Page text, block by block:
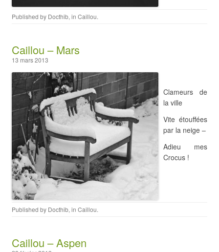
Published by Docthib, in Caillou.
Caillou – Mars
13 mars 2013
Clameurs de
la ville
Vite étouffées
par la neige –
Adieu mes
Crocus !
Published by Docthib, in Caillou.
Caillou – Aspen